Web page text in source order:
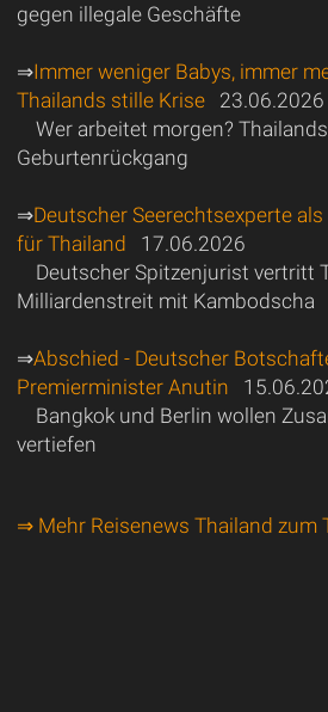
gegen illegale Geschäfte
⇒Immer weniger Babys, immer
Thailands stille Krise23.06.2026
Wer arbeitet morgen?
Geburtenrückgang
⇒Deutscher Seerechtsexperte
für Thailand 17.06.2026
Deutscher Spitzenjurist vertritt
Milliardenstreit mit Kambodscha
⇒Abschied - Deutscher
Premierminister Anutin
Bangkok und Berlin wollen
vertiefen
⇒ Mehr Reisenews Thailand zum